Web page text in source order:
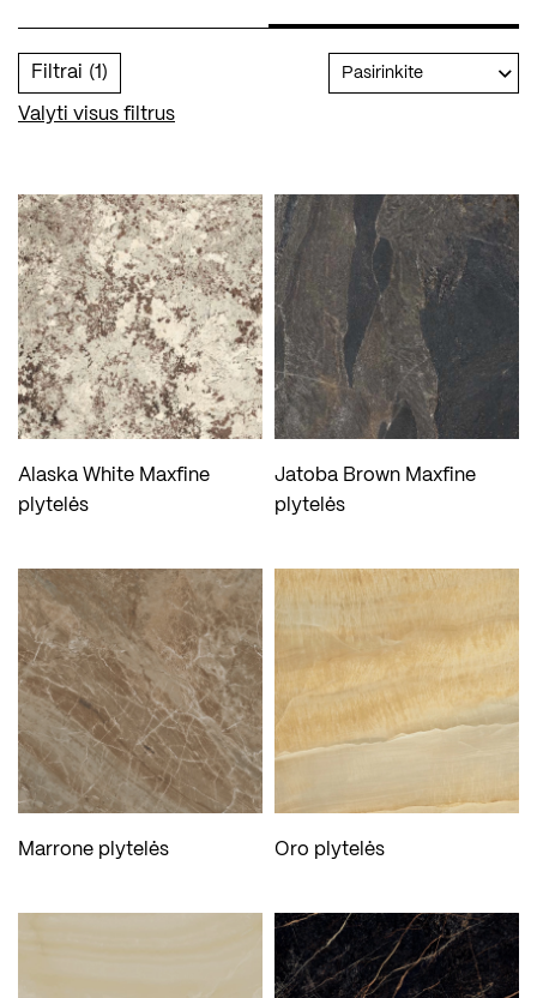
Filtrai (1)
Valyti visus filtrus
Pasirinkite
Alaska White Maxfine
plytelės
Jatoba Brown Maxfine
plytelės
Marrone plytelės Oro plytelės